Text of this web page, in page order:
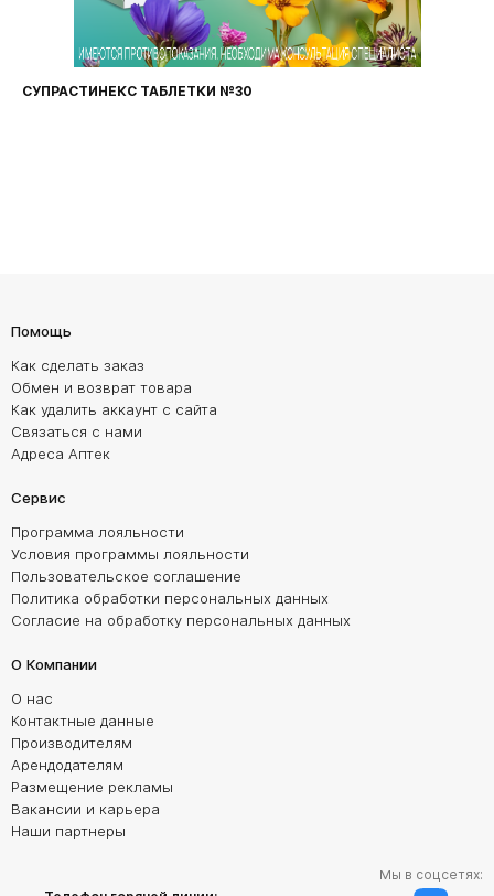
СУПРАСТИНЕКС ТАБЛЕТКИ №30
Помощь
Как сделать заказ
Обмен и возврат товара
Как удалить аккаунт с сайта
Связаться с нами
Адреса Аптек
Сервис
Программа лояльности
Условия программы лояльности
Пользовательское соглашение
Политика обработки персональных данных
Согласие на обработку персональных данных
О Компании
О нас
Контактные данные
Производителям
Арендодателям
Размещение рекламы
Вакансии и карьера
Наши партнеры
Мы в соцсетях: